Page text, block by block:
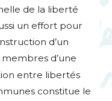
de la liberté
un effort pour
d’un
membres d’une
entre libertés
constitue le